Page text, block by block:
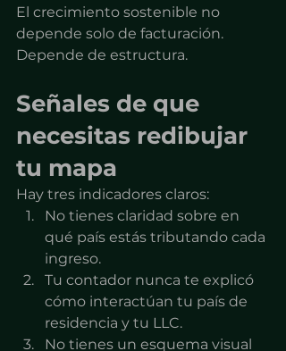
El crecimiento sostenible no
depende solo de facturación.
Depende de estructura.
Señales de que
necesitas redibujar
tu mapa
Hay tres indicadores claros:
No tienes claridad sobre en
qué país estás tributando cada
ingreso.
Tu contador nunca te explicó
cómo interactúan tu país de
residencia y tu LLC.
No tienes un esquema visual